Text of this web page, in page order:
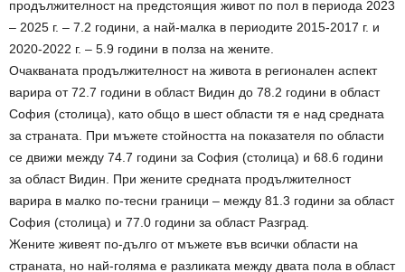
продължителност на предстоящия живот по пол в периода 2023
– 2025 г. – 7.2 години, а най-малка в периодите 2015-2017 г. и
2020-2022 г. – 5.9 години в полза на жените.
Очакваната продължителност на живота в регионален аспект
варира от 72.7 години в област Видин до 78.2 години в област
София (столица), като общо в шест области тя е над средната
за страната. При мъжете стойността на показателя по области
се движи между 74.7 години за София (столица) и 68.6 години
за област Видин. При жените средната продължителност
варира в малко по-тесни граници – между 81.3 години за област
София (столица) и 77.0 години за област Разград.
Жените живеят по-дълго от мъжете във всички области на
страната, но най-голяма е разликата между двата пола в област